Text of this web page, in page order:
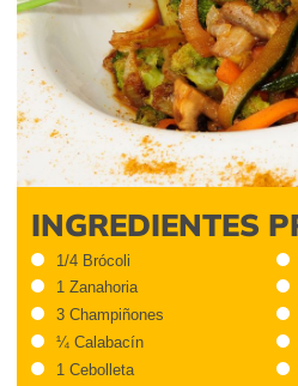
INGREDIENTES
1/4 Brócoli
1 Zanahoria
3 Champiñones
¼ Calabacín
1 Cebolleta